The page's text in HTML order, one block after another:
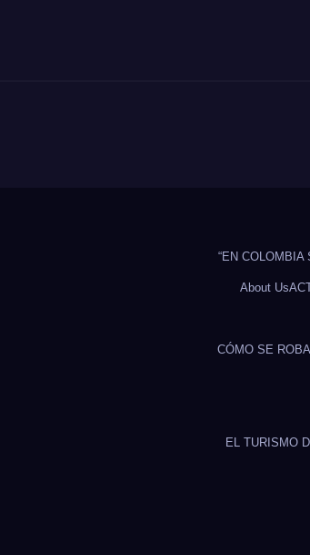
“EN
About Us
CÓMO SE
EL TURISMO